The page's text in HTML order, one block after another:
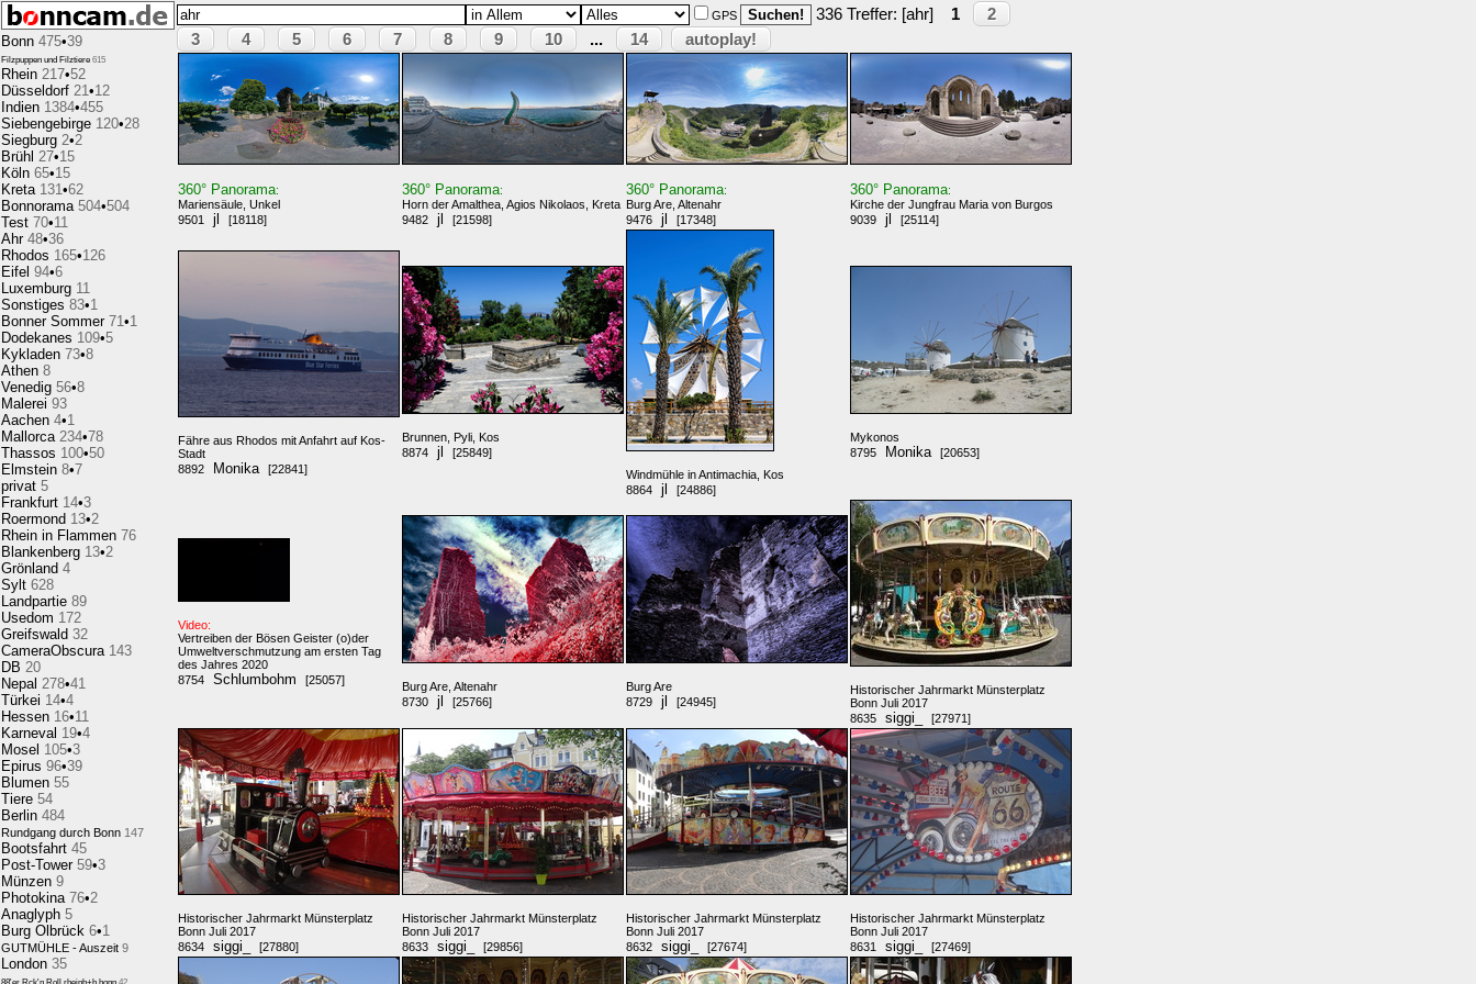
Bonn 475•39
Filzpuppen und Filztiere 615
Rhein 217•52
Düsseldorf 21•12
Indien 1384•455
Siebengebirge 120•28
Siegburg 2•2
Brühl 27•15
Köln 65•15
Kreta 131•62
Bonnorama 504•504
Test 70•11
Ahr 48•36
Rhodos 165•126
Eifel 94•6
Luxemburg 11
Sonstiges 83•1
Bonner Sommer 71•1
Dodekanes 109•5
Kykladen 73•8
Athen 8
Venedig 56•8
Malerei 93
Aachen 4•1
Mallorca 234•78
Thassos 100•50
Elmstein 8•7
privat 5
Frankfurt 14•3
Roermond 13•2
Rhein in Flammen 76
Blankenberg 13•2
Grönland 4
Sylt 628
Landpartie 89
Usedom 172
Greifswald 32
CameraObscura 143
DB 20
Nepal 278•41
Türkei 14•4
Hessen 16•11
Karneval 19•4
Mosel 105•3
Epirus 96•39
Blumen 55
Tiere 54
Berlin 484
Rundgang durch Bonn 147
Bootsfahrt 45
Post-Tower 59•3
Münzen 9
Photokina 76•2
Anaglyph 5
Burg Olbrück 6•1
GUTMÜHLE - Auszeit 9
London 35
GPS 336 Treffer: [ahr] 1
2
3
4 5 6 7 8 9 10 ... 14 autoplay!
360° Panorama:
Mariensäule, Unkel
9501
jl [18118]
360° Panorama:
Horn der Amalthea, Agios Nikolaos, Kreta
9482
jl [21598]
360° Panorama:
Burg Are, Altenahr
9476
jl [17348]
360° Panorama:
Kirche der Jungfrau Maria von Burgos
9039
jl [25114]
Fähre aus Rhodos mit Anfahrt auf Kos-
Stadt
8892
Monika [22841]
Brunnen, Pyli, Kos
8874
jl
[25849]
Windmühle in Antimachia, Kos
8864
jl [24886]
Mykonos
8795
Monika [20653]
Video:
Vertreiben der Bösen Geister (o)der
Umweltverschmutzung am ersten Tag
des Jahres 2020
8754
Schlumbohm [25057]
Burg Are, Altenahr
8730
jl [25766]
Burg Are
8729
jl [24945]
Historischer Jahrmarkt Münsterplatz
Bonn Juli 2017
8635
siggi_ [27971]
Historischer Jahrmarkt Münsterplatz
Bonn Juli 2017
8634
siggi_ [27880]
Historischer Jahrmarkt Münsterplatz
Bonn Juli 2017
8633
siggi_ [29856]
Historischer Jahrmarkt Münsterplatz
Bonn Juli 2017
8632
siggi_ [27674]
Historischer Jahrmarkt Münsterplatz
Bonn Juli 2017
8631
siggi_ [27469]